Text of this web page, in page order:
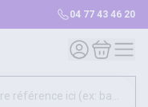
04 77 43 46 20
Mon compte
Mon